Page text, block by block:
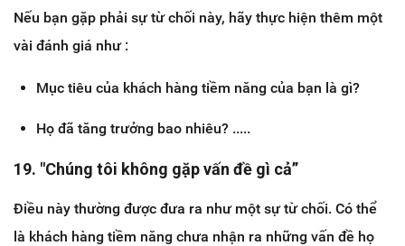
Nếu bạn gặp phải sự từ chối này, hãy thực hiện thêm một
vài đánh giá như :
Mục tiêu của khách hàng tiềm năng của bạn là gì?
Họ đã tăng trưởng bao nhiêu? .....
19. "Chúng tôi không gặp vấn đề gì cả”
Điều này thường được đưa ra như một sự từ chối. Có thể
là khách hàng tiềm năng chưa nhận ra những vấn đề họ